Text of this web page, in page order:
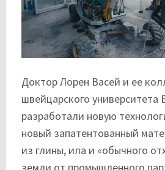
Доктор Лорен Васей и ее
швейцарского университета
разработали новую
новый запатентованный
из глины, ила и «обычного
земли от промышленного